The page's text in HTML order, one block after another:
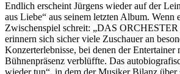
Endlich erscheint Jürgens wieder auf der
aus Liebe“ aus seinem letzten Album. Wenn
Zwischenspiel schreit: „DAS
erinnern sich sicher viele Zuschauer an
Konzerterlebnisse, bei denen der Entertainer
Bühnenpräsenz verblüffte. Das